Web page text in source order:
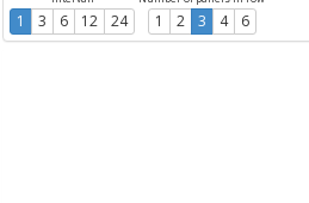
1 3 6 12 24 1 2 3 4 6